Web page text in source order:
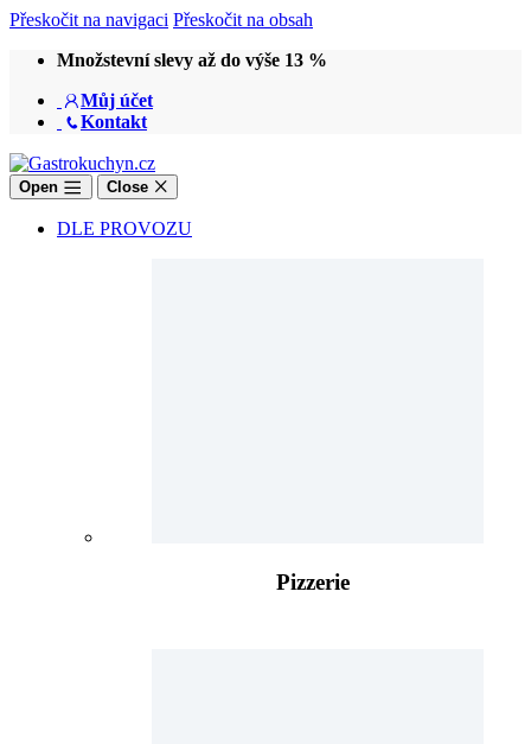
Přeskočit na navigaci Přeskočit na obsah
Množstevní slevy až do výše 13 %
Můj účet
Kontakt
Open Close
DLE PROVOZU
Pizzerie